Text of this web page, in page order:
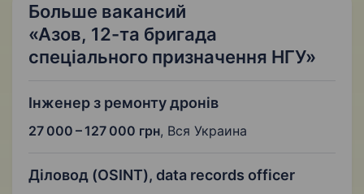
Больше вакансий
«Азов, 12-та бригада
спеціального призначення НГУ»
Інженер з ремонту дронів
27 000 – 127 000 грн, Вся Украина
Діловод (OSINT), data records officer